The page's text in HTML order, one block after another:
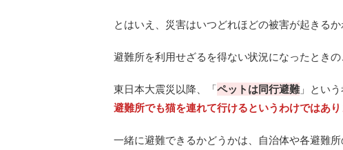
とはいえ、災害はいつどれほどの被害が起きるか
避難所を利用せざるを得ない状況になったとき
東日本大震災以降、「ペットは同行避難」という
避難所でも猫を連れて行けるというわけではあり
一緒に避難できるかどうかは、自治体や各避難所